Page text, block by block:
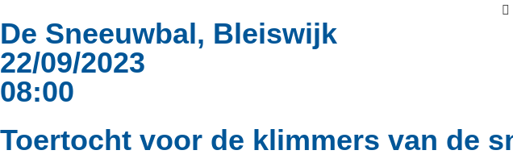
De Sneeuwbal, Bleiswijk
22/09/2023
08:00
Toertocht voor de klimmers van de